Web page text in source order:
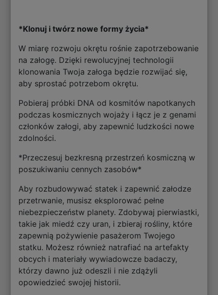
*Klonuj i twórz nowe formy życia*
W miarę rozwoju okrętu rośnie zapotrzebowanie
na załogę. Dzięki rewolucyjnej technologii
klonowania Twoja załoga będzie rozwijać się,
aby sprostać potrzebom okrętu.
Pobieraj próbki DNA od kosmitów napotkanych
podczas kosmicznych wojaży i łącz je z genami
członków załogi, aby zapewnić ludzkości nowe
zdolności.
*Przeczesuj bezkresną przestrzeń kosmiczną w
poszukiwaniu cennych zasobów*
Aby rozbudowywać statek i zapewnić załodze
przetrwanie, musisz eksplorować pełne
niebezpieczeństw planety. Zdobywaj pierwiastki,
takie jak miedź czy uran, i zbieraj rośliny, które
zapewnią pożywienie pasażerom Twojego
statku. Możesz również natrafiać na artefakty
obcych i materiały wywiadowcze badaczy,
którzy dawno już odeszli i nie zdążyli
opowiedzieć swojej historii.